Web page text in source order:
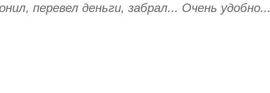
перевел деньги, забрал... Очень удобно...